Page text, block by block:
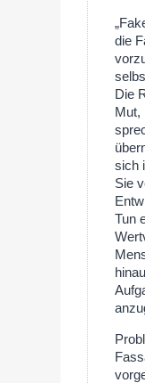
die
Die
Mut,
sich
Sie
Tun